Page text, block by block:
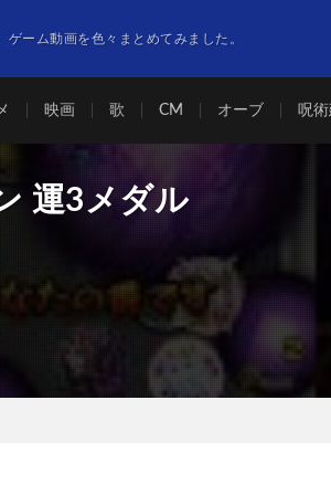
ゲーム動画を色々まとめてみました。
映画 歌 CM オーブ 呪
運3メダル